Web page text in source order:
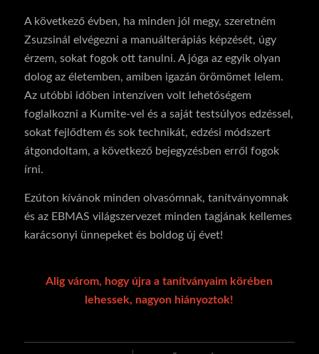
A következő évben, ha minden jól megy, szeretném
Zsuzsinál elvégezni a manuálterápiás képzését, úgy
érzem, sokat fogok ott tanulni. A jóga az egyik olyan
dolog az életemben, amiben igazán örömömet lelem.
Az utóbbi időben intenzíven volt lehetőségem
foglalkozni a Kumite-vel és a saját testsúlyos edzéssel,
sokat fejlődtem és sok technikát, edzési módszert
átgondoltam, a következő bejegyzésben erről fogok
írni.
Ezúton kívánok minden olvasómnak, tanítványomnak
és az EBMAS világszervezet minden tagjának kellemes
karácsonyi ünnepeket és boldog új évet!
Alig várom, hogy újra a tanítványaim körében
lehessek, nagyon hiányoztok!